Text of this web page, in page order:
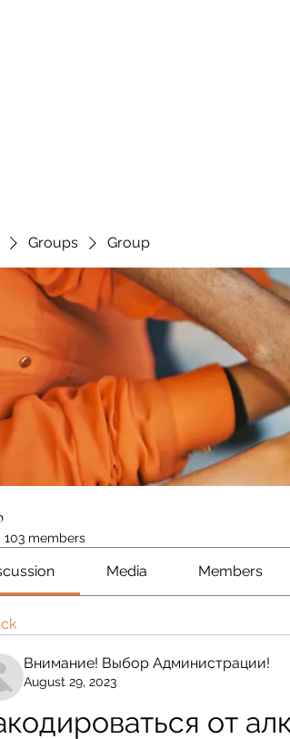
Groups Group
103 members
Media Members
Внимание! Выбор Администрации!
August 29, 2023
от